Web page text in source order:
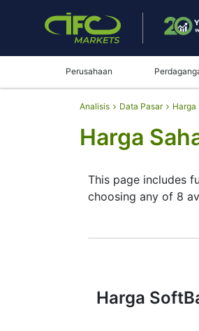
Perusahaan
Analisis Data Pasar Harga
Harga
This page includes
choosing any of 8
By moving the start
decision.
Harga